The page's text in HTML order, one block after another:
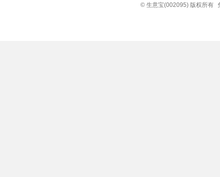
© 生意宝(002095) 版权所有